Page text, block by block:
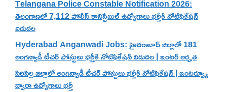
Telangana Police Constable Notification 2026:
తెలంగాణలో 7,112 పోలీస్ కానిస్టేబుల్ ఉద్యోగాలు భర్తీకి నోటిఫికేషన్
విడుదల
Hyderabad Anganwadi Jobs: హైదరాబాద్ జిల్లాలో 181
అంగన్వాడీ టీచర్ పోస్టులు భర్తీకి నోటిఫికేషన్ విడుదల | ఇంటర్ అర్హత
సిరిసిల్ల జిల్లాలో అంగన్వాడీ టీచర్ పోస్టులు భర్తీకి నోటిఫికేషన్ | ఇంటర్వ్యూ
ద్వారా ఉద్యోగాలు భర్తీ